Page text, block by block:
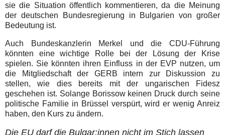
sie die Situation öffentlich kommentieren, da die Meinung
der deutschen Bundesregierung in Bulgarien von großer
Bedeutung ist.
Auch Bundeskanzlerin Merkel und die CDU-Führung
könnten eine wichtige Rolle bei der Lösung der Krise
spielen. Sie könnten ihren Einfluss in der EVP nutzen, um
die Mitgliedschaft der GERB intern zur Diskussion zu
stellen, wie dies bereits mit der ungarischen Fidesz
geschehen ist. Solange Borissow keinen Druck durch seine
politische Familie in Brüssel verspürt, wird er wenig Anreiz
haben, den Kurs zu ändern.
Die EU darf die Bulgar:innen nicht im Stich lassen